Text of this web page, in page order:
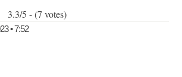
3.3/5 - (7 votes)
• 7:52